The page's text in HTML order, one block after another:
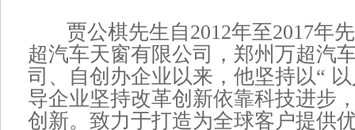
贾公棋先生自2012年至2017年
超汽车天窗有限公司，郑州万超汽
司、自创办企业以来，他坚持以“
导企业坚持改革创新依靠科技进步
创新。致力于打造为全球客户提供